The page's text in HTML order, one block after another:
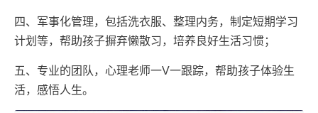
四、军事化管理，包括洗衣服、整理内务，制定短期学习
计划等，帮助孩子摒弃懒散习，培养良好生活习惯；
五、专业的团队，心理老师一V一跟踪，帮助孩子体验生
活，感悟人生。